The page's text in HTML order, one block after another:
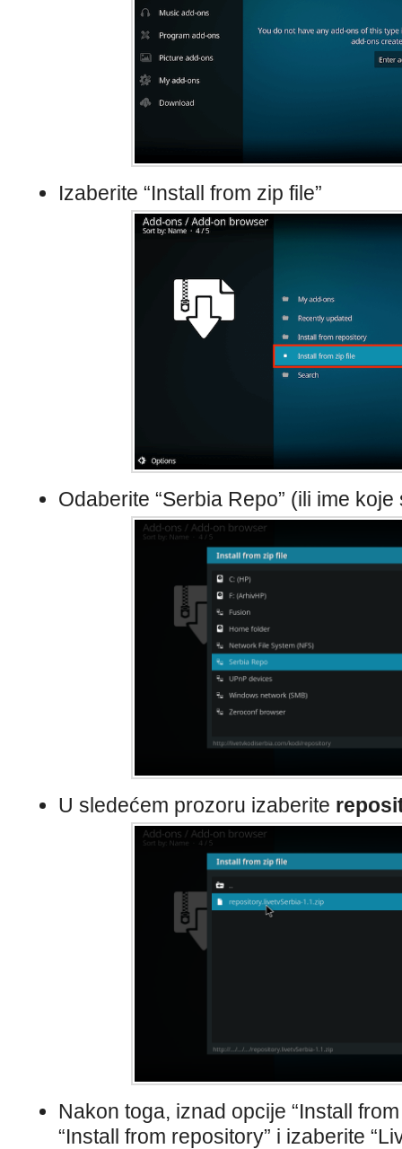
Izaberite “Install from zip file”
Odaberite “Serbia Repo” (ili ime
U sledećem prozoru izaberite
Nakon toga, iznad opcije “Install
“Install from repository” i izaberite